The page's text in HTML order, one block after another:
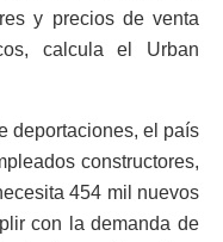
y precios de venta
calcula el Urban
deportaciones, el país
constructores,
454 mil nuevos
con la demanda de